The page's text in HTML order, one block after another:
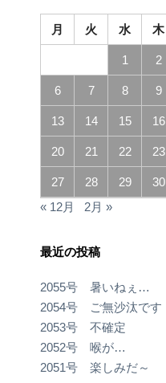
月 火 水 木
1 2
6 7 8 9
13 14 15 16
20 21 22 23
27 28 29 30
« 12月
2月 »
最近の投稿
2055号 暑いねぇ…
2054号 ご無沙汰です
2053号 不確定
2052号 喉が…
2051号 楽しみだ～